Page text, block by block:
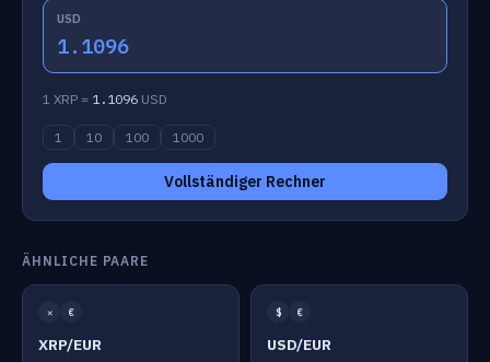
USD
1.1096
1 XRP = 1.1096 USD
1 10 100 1000
Vollständiger Rechner
ÄHNLICHE PAARE
✕ €
XRP/EUR
$ €
USD/EUR